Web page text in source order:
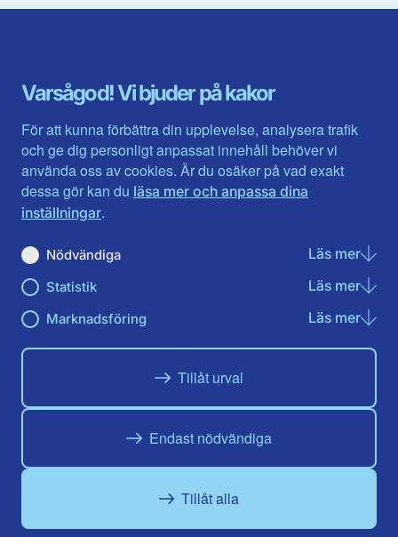
Varsågod! Vi bjuder på kakor
För att kunna förbättra din upplevelse, analysera trafik
och ge dig personligt anpassat innehåll behöver vi
använda oss av cookies. Är du osäker på vad exakt
dessa gör kan du läsa mer och anpassa dina
inställningar.
Nödvändiga Läs merom
Statistik Läs merom
Marknadsföring Läs merom
Tillåt urval
Endast nödvändiga
Tillåt alla
Gävleborg
Halland
Jämtlands län
Jönköpings län
Kalmar län
Kronobergs län
Norrbotten
Skåne län
Värmlands län
Västerbotten
Västra Götaland
Västernorrland
Västmanland
Örebro län
Östergötland
Du hittar oss här på sociala medier
Facebook
Instagram